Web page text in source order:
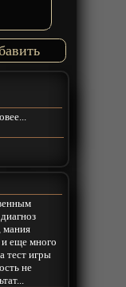
мания
еще много
тест игры
не